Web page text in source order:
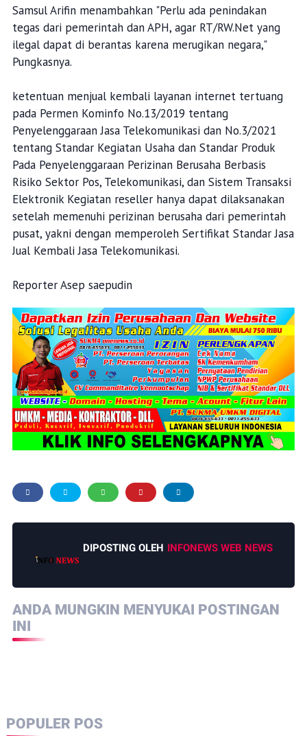
Samsul Arifin menambahkan "Perlu ada penindakan
tegas dari pemerintah dan APH, agar RT/RW.Net yang
ilegal dapat di berantas karena merugikan negara,"
Pungkasnya.
ketentuan menjual kembali layanan internet tertuang
pada Permen Kominfo No.13/2019 tentang
Penyelenggaraan Jasa Telekomunikasi dan No.3/2021
tentang Standar Kegiatan Usaha dan Standar Produk
Pada Penyelenggaraan Perizinan Berusaha Berbasis
Risiko Sektor Pos, Telekomunikasi, dan Sistem Transaksi
Elektronik Kegiatan reseller hanya dapat dilaksanakan
setelah memenuhi perizinan berusaha dari pemerintah
pusat, yakni dengan memperoleh Sertifikat Standar Jasa
Jual Kembali Jasa Telekomunikasi.
Reporter Asep saepudin
DIPOSTING OLEH INFONEWS WEB NEWS
ANDA MUNGKIN MENYUKAI POSTINGAN
INI
POPULER POS